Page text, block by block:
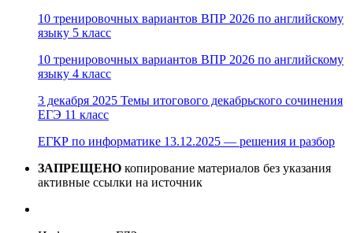
10 тренировочных вариантов ВПР 2026 по английскому
языку 5 класс
10 тренировочных вариантов ВПР 2026 по английскому
языку 4 класс
3 декабря 2025 Темы итогового декабрьского сочинения
ЕГЭ 11 класс
ЕГКР по информатике 13.12.2025 — решения и разбор
ЗАПРЕЩЕНО копирование материалов без указания
активные ссылки на источник